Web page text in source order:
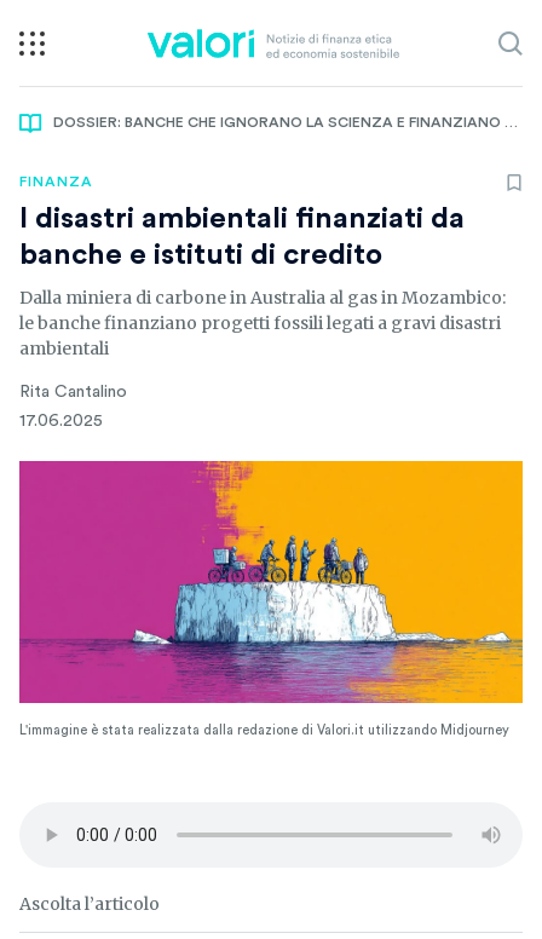
DOSSIER: BANCHE CHE IGNORANO LA SCIENZA E FINANZIANO LA CRISI CLIMATICA
FINANZA
I disastri ambientali finanziati da
banche e istituti di credito
Dalla miniera di carbone in Australia al gas in Mozambico:
le banche finanziano progetti fossili legati a gravi disastri
ambientali
Rita Cantalino
17.06.2025
L'immagine è stata realizzata dalla redazione di Valori.it utilizzando Midjourney
Ascolta l’articolo